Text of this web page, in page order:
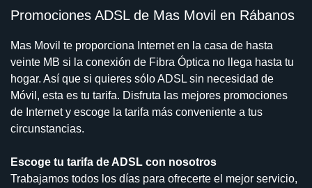
Promociones ADSL de Mas Movil en Rábanos
Mas Movil te proporciona Internet en la casa de hasta
veinte MB si la conexión de Fibra Óptica no llega hasta tu
hogar. Así que si quieres sólo ADSL sin necesidad de
Móvil, esta es tu tarifa. Disfruta las mejores promociones
de Internet y escoge la tarifa más conveniente a tus
circunstancias.
Escoge tu tarifa de ADSL con nosotros
Trabajamos todos los días para ofrecerte el mejor servicio,